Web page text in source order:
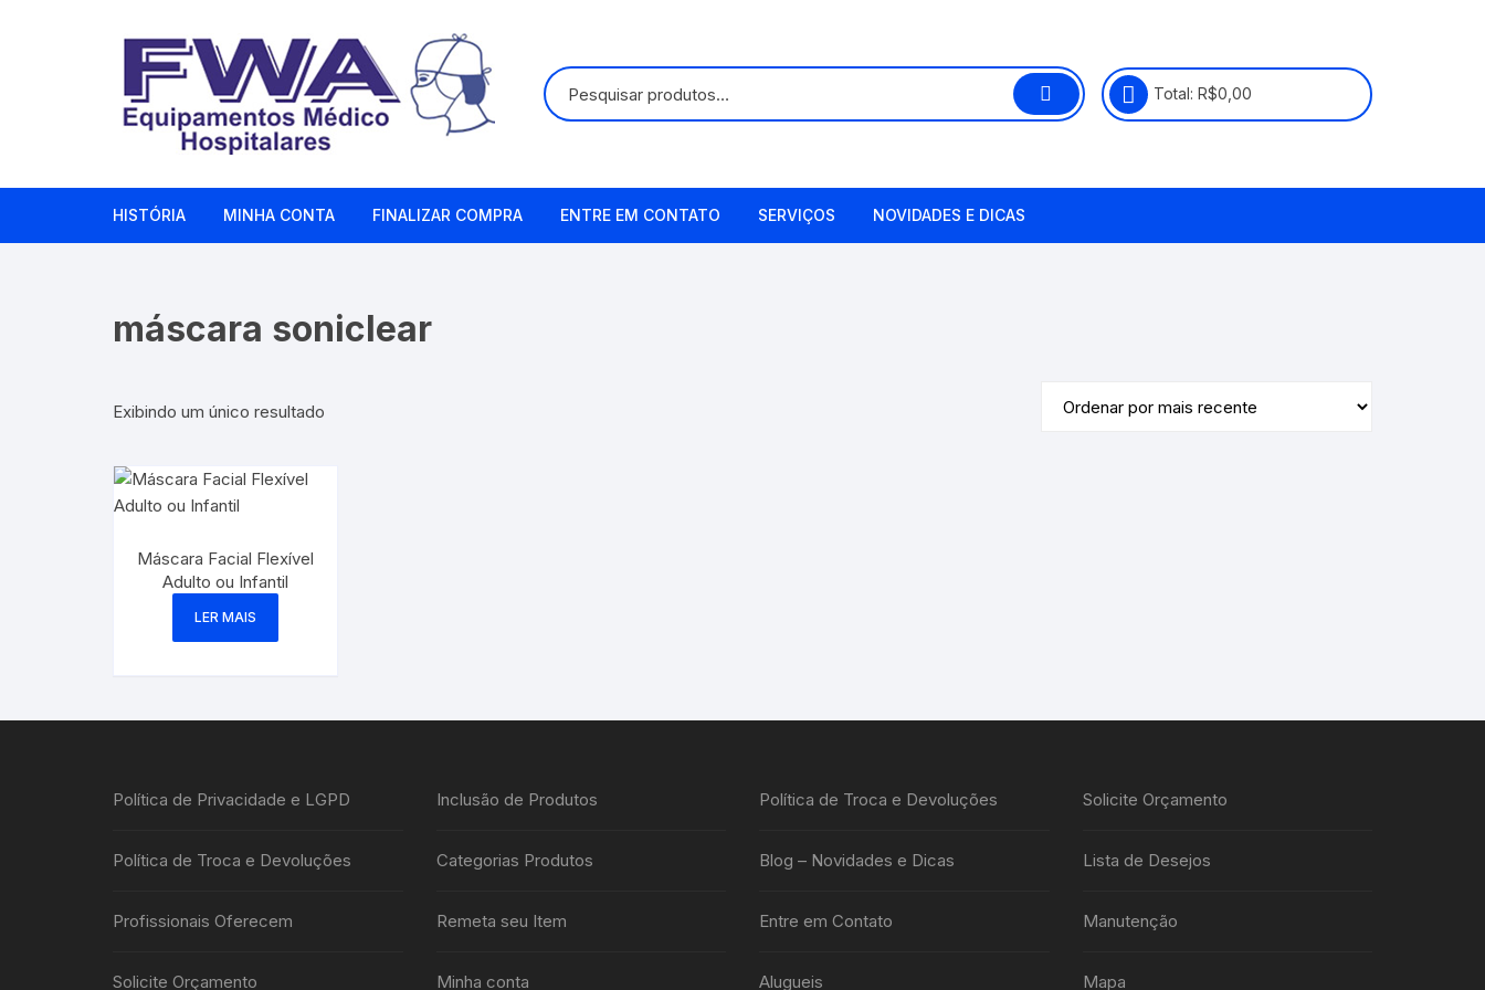
Total: R$0,00
HISTÓRIA MINHA CONTA FINALIZAR COMPRA ENTRE EM CONTATO SERVIÇOS NOVIDADES E DICAS
máscara soniclear
Exibindo um único resultado
Máscara Facial Flexível
Adulto ou Infantil
LER MAIS
Política de Privacidade e LGPD
Política de Troca e Devoluções
Profissionais Oferecem
Solicite Orçamento
Inclusão de Produtos
Categorias Produtos
Remeta seu Item
Minha conta
Política de Troca e Devoluções
Blog – Novidades e Dicas
Entre em Contato
Alugueis
Solicite Orçamento
Lista de Desejos
Manutenção
Mapa